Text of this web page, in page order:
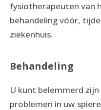
fysiotherapeuten van
behandeling vóór,
ziekenhuis.
Behandeling
U kunt belemmerd
problemen in uw